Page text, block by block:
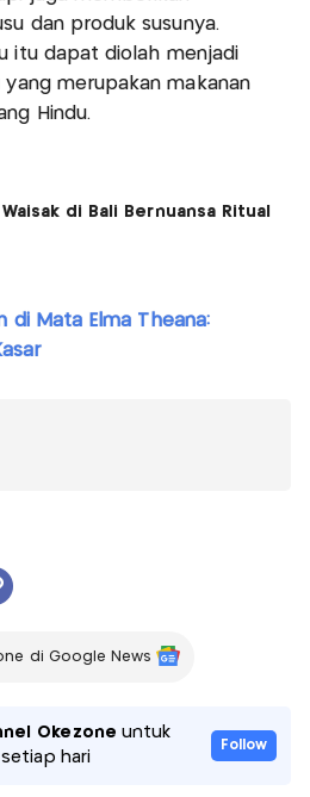
dan produk susunya.
itu dapat diolah menjadi
merupakan makanan
Hindu.
di Bali Bernuansa Ritual
di Mata Elma Theana:
di Google News
Okezone untuk
hari
Follow